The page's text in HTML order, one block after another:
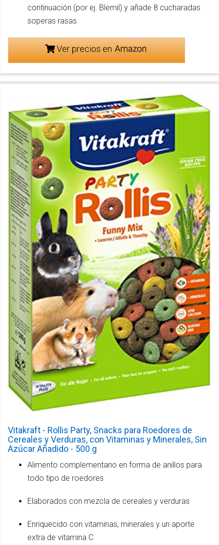
continuación (por ej. Blemil) y añade 8 cucharadas
soperas rasas.
Ver precios en
Vitakraft - Rollis Party, Snacks para Roedores de
Cereales y Verduras, con Vitaminas y Minerales, Sin
Azúcar Añadido - 500 g
Alimento complementario en forma de anillos para
todo tipo de roedores
Elaborados con mezcla de cereales y verduras
Enriquecido con vitaminas, minerales y un aporte
extra de vitamina C